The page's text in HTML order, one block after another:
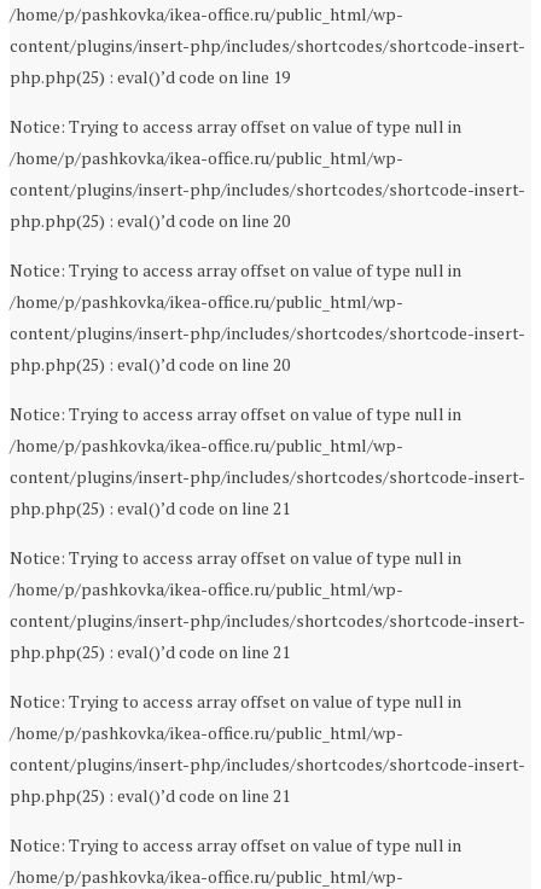
/home/p/pashkovka/ikea-office.ru/public_html/wp-
content/plugins/insert-php/includes/shortcodes/shortcode-insert-
php.php(25) : eval()’d code on line 19
Notice: Trying to access array offset on value of type null in
/home/p/pashkovka/ikea-office.ru/public_html/wp-
content/plugins/insert-php/includes/shortcodes/shortcode-insert-
php.php(25) : eval()’d code on line 20
Notice: Trying to access array offset on value of type null in
/home/p/pashkovka/ikea-office.ru/public_html/wp-
content/plugins/insert-php/includes/shortcodes/shortcode-insert-
php.php(25) : eval()’d code on line 20
Notice: Trying to access array offset on value of type null in
/home/p/pashkovka/ikea-office.ru/public_html/wp-
content/plugins/insert-php/includes/shortcodes/shortcode-insert-
php.php(25) : eval()’d code on line 21
Notice: Trying to access array offset on value of type null in
/home/p/pashkovka/ikea-office.ru/public_html/wp-
content/plugins/insert-php/includes/shortcodes/shortcode-insert-
php.php(25) : eval()’d code on line 21
Notice: Trying to access array offset on value of type null in
/home/p/pashkovka/ikea-office.ru/public_html/wp-
content/plugins/insert-php/includes/shortcodes/shortcode-insert-
php.php(25) : eval()’d code on line 21
Notice: Trying to access array offset on value of type null in
/home/p/pashkovka/ikea-office.ru/public_html/wp-